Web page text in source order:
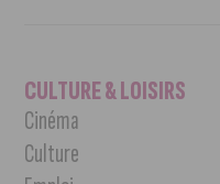
CULTURE & LOISIRS
Cinéma
Culture